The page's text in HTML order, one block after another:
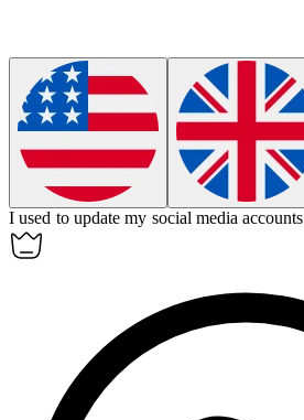
I used to update my social media accounts